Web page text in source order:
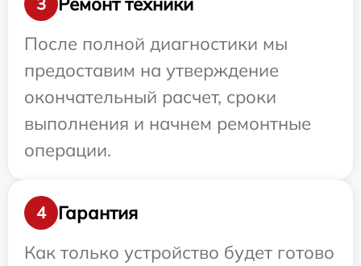
После полной диагностики мы
предоставим на утверждение
окончательный расчет, сроки
выполнения и начнем ремонтные
операции.
4
Гарантия
Как только устройство будет готово